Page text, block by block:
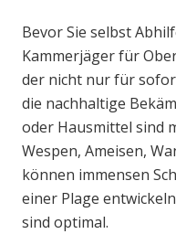
Bevor Sie selbst
Kammerjäger für
der nicht nur für
die nachhaltige
oder Hausmittel sind
Wespen, Ameisen,
können immensen
einer Plage
sind optimal.